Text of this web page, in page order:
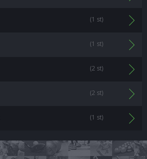
(1 st)
(1 st)
(2 st)
(2 st)
(1 st)